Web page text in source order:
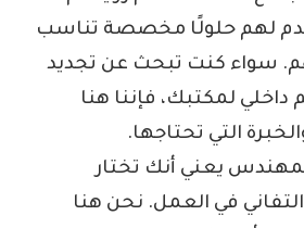
لهم حلولًا مخصصة تناسب
سواء كنت تبحث عن تجديد
داخلي لمكتبك، فإننا هنا
التي تحتاجها.
يعني أنك تختار
في العمل. نحن هنا